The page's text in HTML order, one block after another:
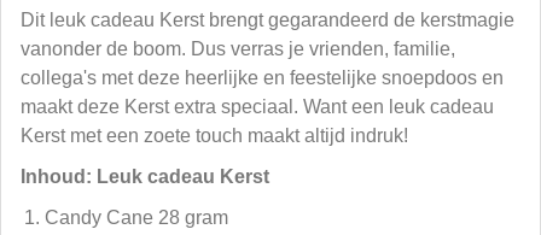
Dit leuk cadeau Kerst brengt gegarandeerd de kerstmagie
vanonder de boom. Dus verras je vrienden, familie,
collega's met deze heerlijke en feestelijke snoepdoos en
maakt deze Kerst extra speciaal. Want een leuk cadeau
Kerst met een zoete touch maakt altijd indruk!
Inhoud: Leuk cadeau Kerst
Candy Cane 28 gram